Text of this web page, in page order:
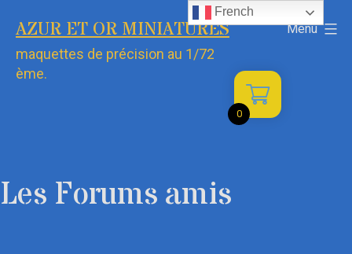
contenu
AZUR ET OR MINIATURES
maquettes de précision au 1/72
ème.
Menu
Les Forums amis
French
0